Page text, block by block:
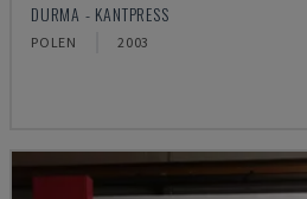
DURMA - KANTPRESS
POLEN 2003